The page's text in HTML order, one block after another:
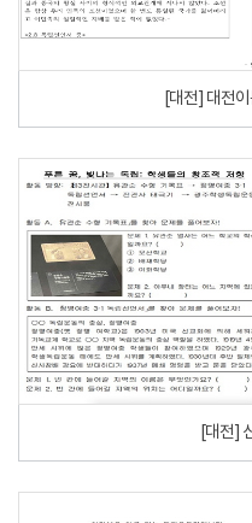
[대전] 대전
[대전]